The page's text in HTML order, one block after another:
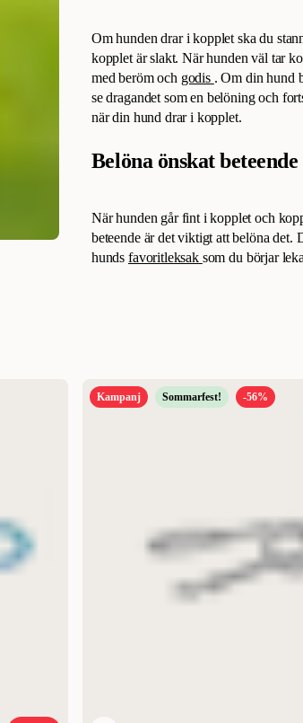
Om hunden drar i kopplet ska du
kopplet är slakt. När hunden väl tar
med beröm och godis . Om din hund
se dragandet som en belöning och
när din hund drar i kopplet.
Belöna önskat beteende
När hunden går fint i kopplet och
beteende är det viktigt att belöna det.
hundsfavoritleksak som du börjar
Kampanj Sommarfest! -56%